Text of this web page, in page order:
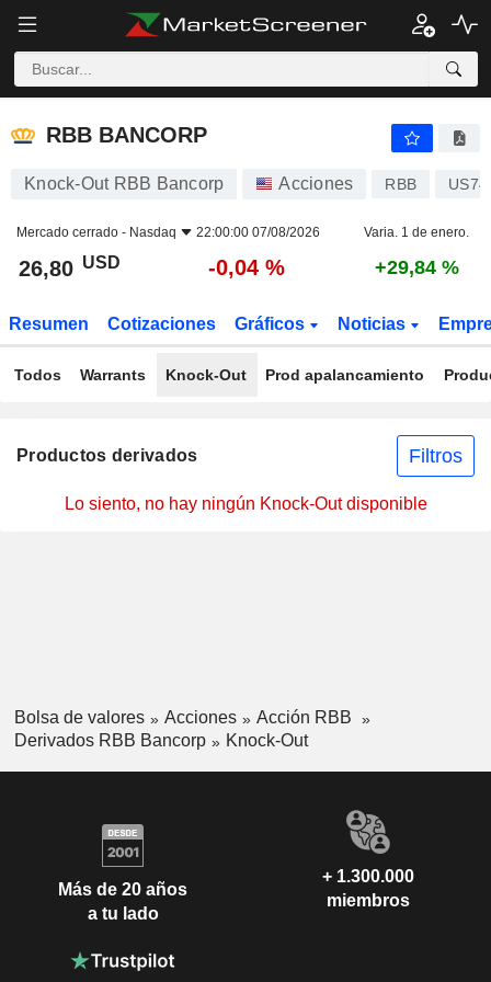
RBB BANCORP
RBB BANCORP
Knock-Out RBB Bancorp Acciones RBB
Mercado cerrado - Nasdaq 22:00:00 07/08/2026 Varia. 1 de enero.
26,80 USD -0,04 % +29,84 %
Resumen Cotizaciones Gráficos Noticias
Todos Warrants Knock-Out Prod apalancamiento
Productos derivados Filtros
Lo siento, no hay ningún Knock-Out disponible
Bolsa de valores Acciones
Acción RBB
Derivados RBB Bancorp
Knock-Out
Más de 20 años
a tu lado
+ 1.300.000
miembros